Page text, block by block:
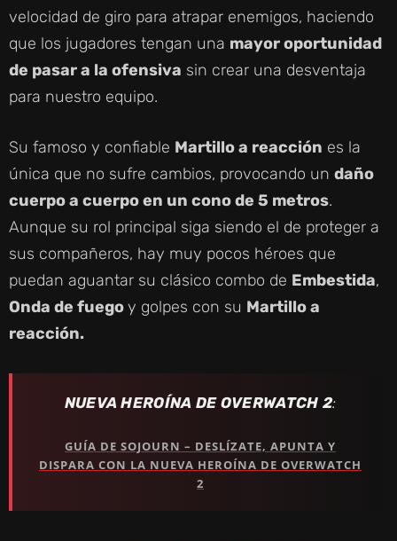
velocidad de giro para atrapar enemigos, haciendo
que los jugadores tengan una mayor oportunidad
de pasar a la ofensiva sin crear una desventaja
para nuestro equipo.
Su famoso y confiable Martillo a reacción es la
única que no sufre cambios, provocando un daño
cuerpo a cuerpo en un cono de 5 metros.
Aunque su rol principal siga siendo el de proteger a
sus compañeros, hay muy pocos héroes que
puedan aguantar su clásico combo de Embestida,
Onda de fuegoy golpes con su Martillo a
reacción.
NUEVA HEROÍNA DE OVERWATCH 2:
GUÍA DE SOJOURN – DESLÍZATE, APUNTA Y
DISPARA CON LA NUEVA HEROÍNA DE OVERWATCH
2